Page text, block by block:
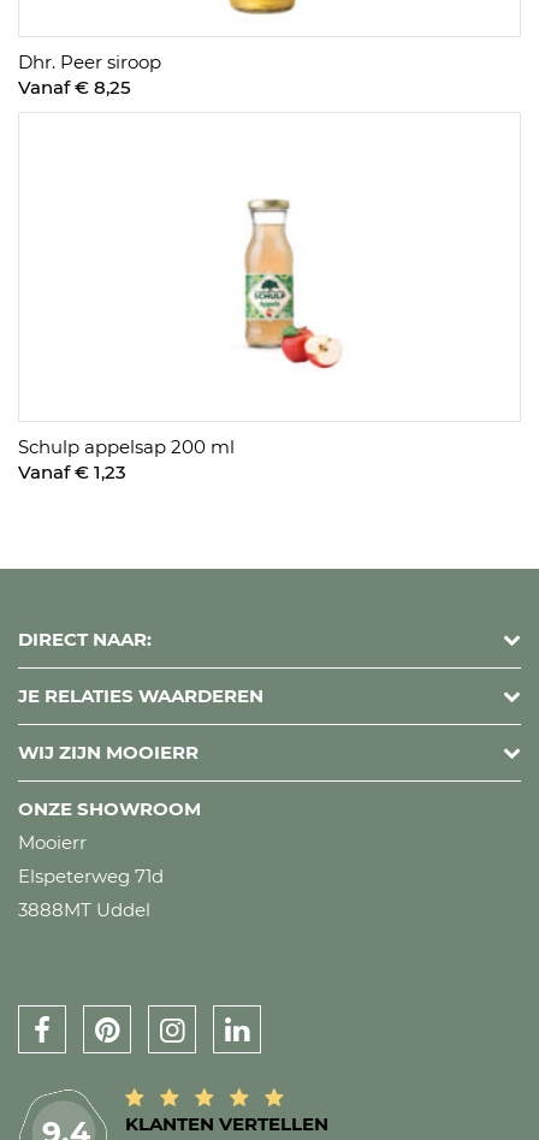
Dhr. Peer siroop
Vanaf € 8,25
Schulp appelsap 200 ml
Vanaf € 1,23
DIRECT NAAR:
JE RELATIES WAARDEREN
WIJ ZIJN MOOIERR
ONZE SHOWROOM
Mooierr
Elspeterweg 71d
3888MT Uddel
KLANTEN VERTELLEN